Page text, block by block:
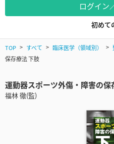
ログイン
初めて
TOP すべて 臨床医学（領域別）
保存療法 下肢
運動器スポーツ外傷・障害の保
福林 徹(監)